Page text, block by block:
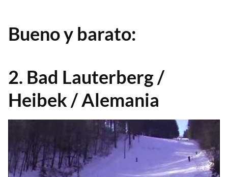
Bueno y barato:
2. Bad Lauterberg /
Heibek / Alemania